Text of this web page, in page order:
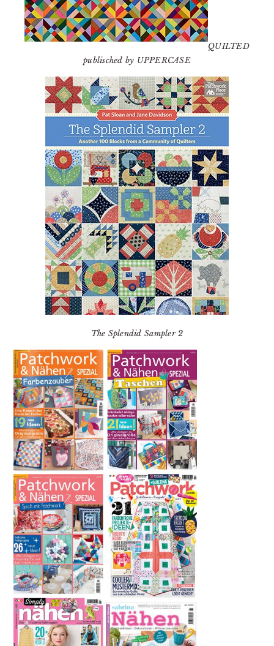
QUILTED
publisched by UPPERCASE
The Splendid Sampler 2